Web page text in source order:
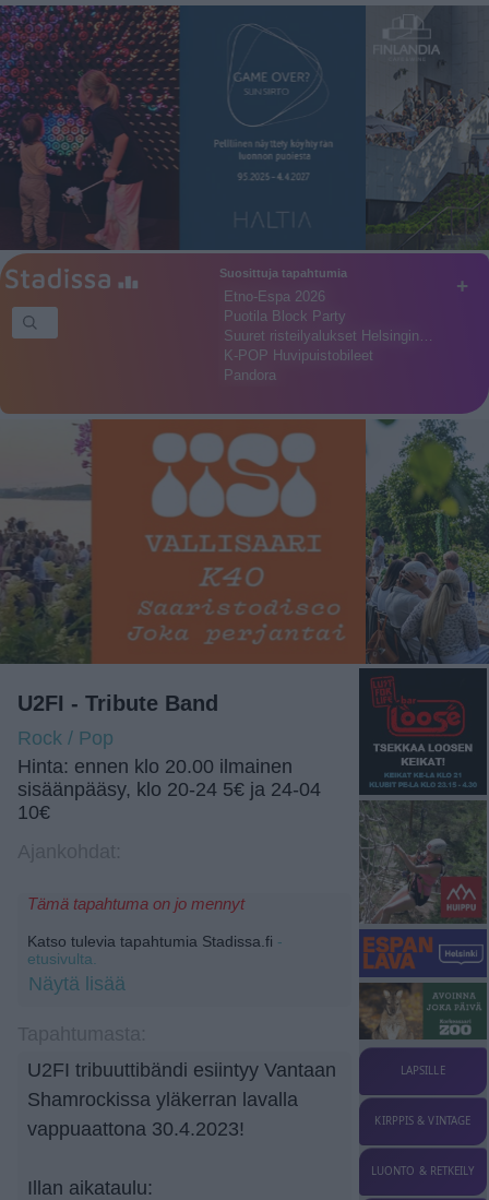
+
Suosittuja tapahtumia
Etno-Espa 2026
Puotila Block Party
Suuret risteilyalukset Helsingin…
K-POP Huvipuistobileet
Pandora
U2FI - Tribute Band
Rock / Pop
Hinta: ennen klo 20.00 ilmainen
sisäänpääsy, klo 20-24 5€ ja 24-04
10€
Tämä tapahtuma on jo mennyt
Katso tulevia tapahtumia Stadissa.fi -
etusivulta.
Näytä lisää
U2FI tribuuttibändi esiintyy Vantaan
Shamrockissa yläkerran lavalla
vappuaattona 30.4.2023!
Illan aikataulu:
LAPSILLE
KIRPPIS & VINTAGE
LUONTO & RETKEILY